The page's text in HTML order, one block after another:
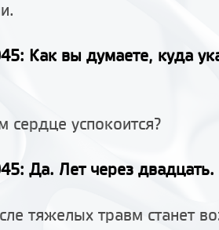
: Как вы думаете, куда
сердце успокоится?
: Да. Лет через двадцать.
тяжелых травм станет